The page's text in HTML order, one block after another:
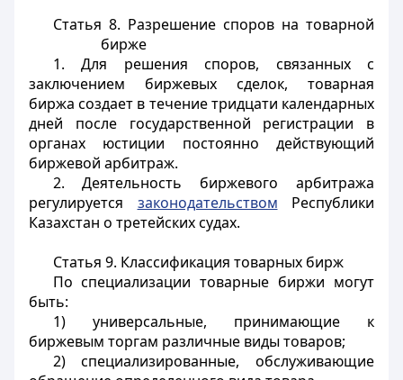
Статья 8. Разрешение споров на товарной
бирже
1. Для решения споров, связанных с
заключением биржевых сделок, товарная
биржа создает в течение тридцати календарных
дней после государственной регистрации в
органах юстиции постоянно действующий
биржевой арбитраж.
2. Деятельность биржевого арбитража
регулируется законодательством Республики
Казахстан о третейских судах.
Статья 9. Классификация товарных бирж
По специализации товарные биржи могут
быть:
1) универсальные, принимающие к
биржевым торгам различные виды товаров;
2) специализированные, обслуживающие